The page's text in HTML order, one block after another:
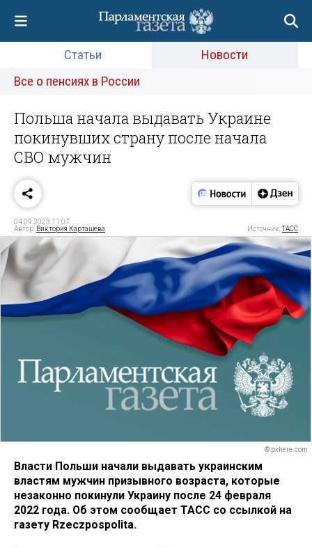
Статьи
Новости
Все о пенсиях в России
Польша начала выдавать Украине
покинувших страну после начала
СВО мужчин
04.09.2023 11:07
Автор: Виктория Карташева Источник:ТАСС
© pxhere.com
Власти Польши начали выдавать украинским
властям мужчин призывного возраста, которые
незаконно покинули Украину после 24 февраля
2022 года. Об этом сообщает ТАСС со ссылкой на
газету Rzeczpospolita.